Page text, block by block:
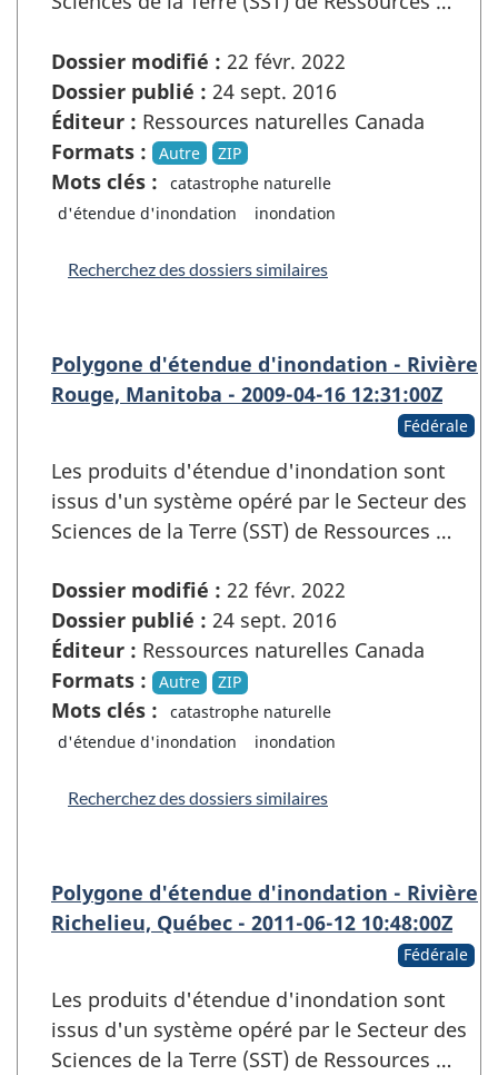
Dossier modifié : 22 févr. 2022
Dossier publié : 24 sept. 2016
Éditeur : Ressources naturelles Canada
Formats :
Autre ZIP
Mots clés :
catastrophe naturelle
d'étendue d'inondation
inondation
Recherchez des dossiers similaires
Polygone d'étendue d'inondation - Rivière
Rouge, Manitoba - 2009-04-16 12:31:00Z
Fédérale
Les produits d'étendue d'inondation sont
issus d'un système opéré par le Secteur des
Sciences de la Terre (SST) de Ressources …
Dossier modifié : 22 févr. 2022
Dossier publié : 24 sept. 2016
Éditeur : Ressources naturelles Canada
Formats :
Autre ZIP
Mots clés :
catastrophe naturelle
d'étendue d'inondation
inondation
Recherchez des dossiers similaires
Polygone d'étendue d'inondation - Rivière
Richelieu, Québec - 2011-06-12 10:48:00Z
Fédérale
Les produits d'étendue d'inondation sont
issus d'un système opéré par le Secteur des
Sciences de la Terre (SST) de Ressources …